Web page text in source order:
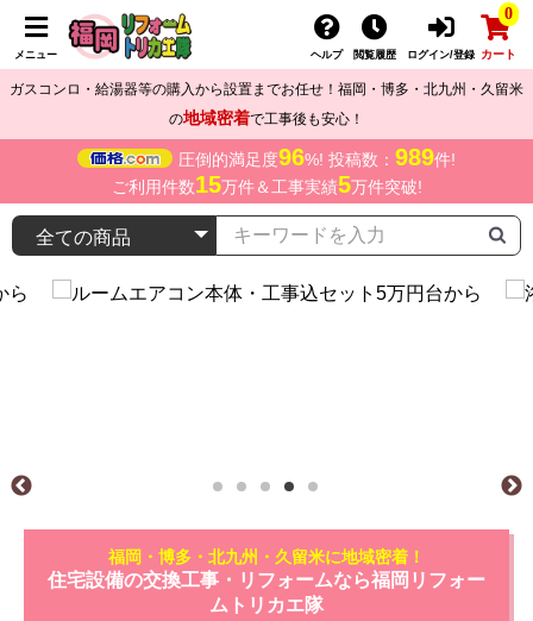
メニュー ヘルプ 閲覧履歴 ログイン/登録
0
カート
ガスコンロ・給湯器等の購入から設置までお任せ！福岡・博多・北九州・久留米
の地域密着で工事後も安心！
圧倒的満足度96%! 投稿数： 989件!
ご利用件数15万件＆工事実績5万件突破!
福岡・博多・北九州・久留米に地域密着！
住宅設備の交換工事・リフォームなら福岡リフォー
ムトリカエ隊